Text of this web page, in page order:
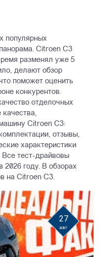
популярных
Citroen C3
разменял уже 5
делают обзор
поможет оценить
конкурентов.
отделочных
качества,
Citroen C3:
отзывы,
характеристики
тест-драйвовы
2026 году. В обзорах
на Citroen C3.
27
авг